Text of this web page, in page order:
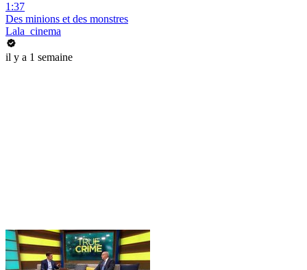
1:37
Des minions et des monstres
Lala_cinema
il y a 1 semaine